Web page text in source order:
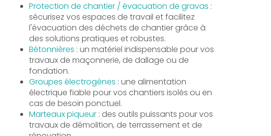
Protection de chantier / évacuation de gravas :
sécurisez vos espaces de travail et facilitez
l'évacuation des déchets de chantier grâce à
des solutions pratiques et robustes.
Bétonnières : un matériel indispensable pour vos
travaux de maçonnerie, de dallage ou de
fondation.
Groupes électrogènes : une alimentation
électrique fiable pour vos chantiers isolés ou en
cas de besoin ponctuel.
Marteaux piqueur: des outils puissants pour vos
travaux de démolition, de terrassement et de